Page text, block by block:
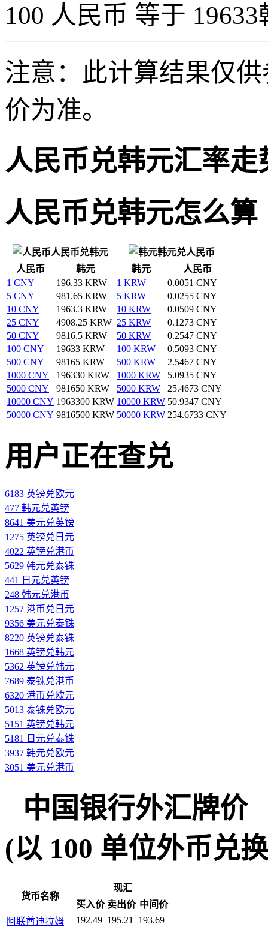
100 人民币 等于
注意：此计算结果仅
价为准。
人民币兑韩元汇率走
人民币兑韩元怎么算
人民币兑韩元
韩元兑人民币
人民币
韩元 韩元
人民币
1 CNY
196.33 KRW 1 KRW
0.0051 CNY
5 CNY
981.65 KRW 5 KRW
0.0255 CNY
10 CNY
1963.3 KRW 10 KRW
0.0509 CNY
25 CNY
4908.25 KRW 25 KRW
0.1273 CNY
50 CNY
9816.5 KRW 50 KRW
0.2547 CNY
100 CNY
19633 KRW 100 KRW
0.5093 CNY
500 CNY
98165 KRW 500 KRW
2.5467 CNY
1000 CNY
196330 KRW 1000 KRW
5.0935 CNY
5000 CNY
981650 KRW 5000 KRW
25.4673 CNY
10000 CNY 1963300 KRW 10000 KRW 50.9347 CNY
50000 CNY 9816500 KRW 50000 KRW 254.6733 CNY
用户正在查兑
6183 英镑兑欧元
477 韩元兑英镑
8641 美元兑英镑
1275 英镑兑日元
4022 英镑兑港币
5629 韩元兑泰铢
441 日元兑英镑
248 韩元兑港币
1257 港币兑日元
9356 美元兑泰铢
8220 英镑兑泰铢
1668 英镑兑韩元
5362 英镑兑韩元
7689 泰铢兑港币
6320 港币兑欧元
5013 泰铢兑欧元
5151 英镑兑韩元
5181 日元兑泰铢
3937 韩元兑欧元
3051 美元兑港币
中国银行外汇牌价
(以 100 单位外币兑
货币名称
现汇
买入价 卖出价 中间价
阿联酋迪拉姆
192.49 195.21
193.69